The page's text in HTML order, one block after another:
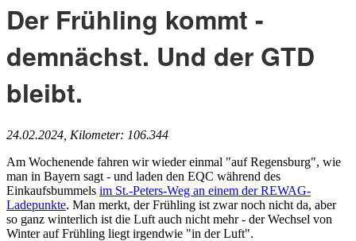
Der Frühling kommt -
demnächst. Und der GTD
bleibt.
24.02.2024, Kilometer: 106.344
Am Wochenende fahren wir wieder einmal "auf Regensburg", wie
man in Bayern sagt - und laden den EQC während des
Einkaufsbummels im St.-Peters-Weg an einem der REWAG-
Ladepunkte. Man merkt, der Frühling ist zwar noch nicht da, aber
so ganz winterlich ist die Luft auch nicht mehr - der Wechsel von
Winter auf Frühling liegt irgendwie "in der Luft".